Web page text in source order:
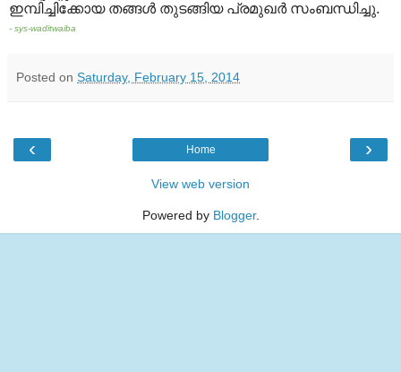
ഇമ്പിച്ചിക്കോയ തങ്ങള്‍ തുടങ്ങിയ പ്രമുഖര്‍ സംബന്ധിച്ചു.
- sys-waditwaiba
Posted on Saturday, February 15, 2014
‹ ›
Home
View web version
Powered by Blogger.